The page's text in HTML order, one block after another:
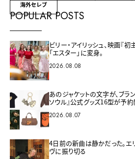
海外セレブ
POPULAR POSTS
ビリー・アイリッシュ、映画『
「エスター」に変身。
2026.08.08
あのジャケットの文字が、ブラ
ソウル』公式グッズ16型が予
2026.08.07
4日前の新曲は静かだった。エ
ヴに振り切る